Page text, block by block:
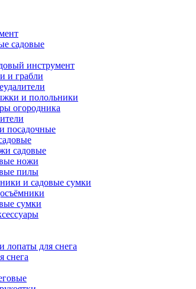
садовые
инструмент
и грабли
и полольники
огородника
посадочные
садовые
ножи
пилы
и садовые сумки
сумки
лопаты для снега
снега